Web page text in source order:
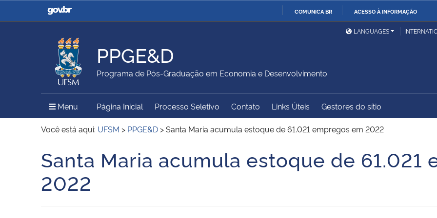
COMUNICA BR ACESSO À INFORMAÇÃO
Casa Civil
Ministério da Justiça e
Ministério da Defesa
Ministério das Relações
Exteriores
Ministério da Agricultura,
Pecuária e Abastecimento
Ministério da Educação
Ministério do Meio Ambiente Ministério do Turismo
Ministério do
Desenvolvimento Regional
Controladoria-Geral da
Secretaria de Governo
Gabinete de Segurança
Advocacia-Geral da União Banco Central do Brasil
LANGUAGES
PPGE&D
Programa de Pós-Graduação em Economia e Desenvolvimento
Menu Menu Principal do Sítio
Página Inicial Processo Seletivo Contato Links Úteis Gestores do sítio
Você está aqui: UFSM > PPGE&D >Santa Maria acumula estoque de 61.021 empregos em 2022
Início do conteúdo
Santa Maria acumula estoque de 61.021
2022